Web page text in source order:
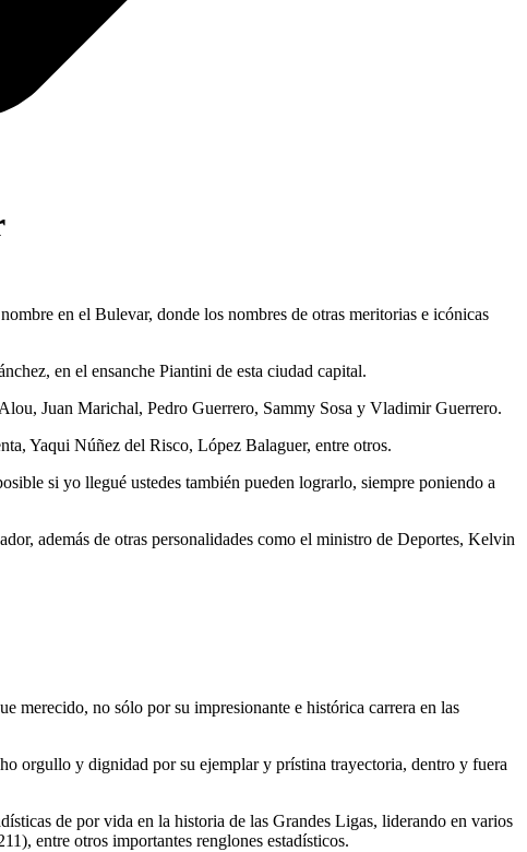
en el Bulevar, donde los nombres de otras meritorias e icónicas
en el ensanche Piantini de esta ciudad capital.
Juan Marichal, Pedro Guerrero, Sammy Sosa y Vladimir Guerrero.
Yaqui Núñez del Risco, López Balaguer, entre otros.
si yo llegué ustedes también pueden lograrlo, siempre poniendo a
además de otras personalidades como el ministro de Deportes, Kelvin
merecido, no sólo por su impresionante e histórica carrera en las
orgullo y dignidad por su ejemplar y prístina trayectoria, dentro y fuera
de por vida en la historia de las Grandes Ligas, liderando en varios
entre otros importantes renglones estadísticos.